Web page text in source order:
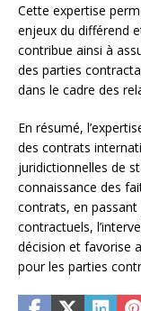
Cette expertise
enjeux du différend
contribue ainsi à
des parties
dans le cadre des
En résumé,
des contrats
juridictionnelles de
connaissance des
contrats, en
contractuels,
décision et favorise
pour les parties